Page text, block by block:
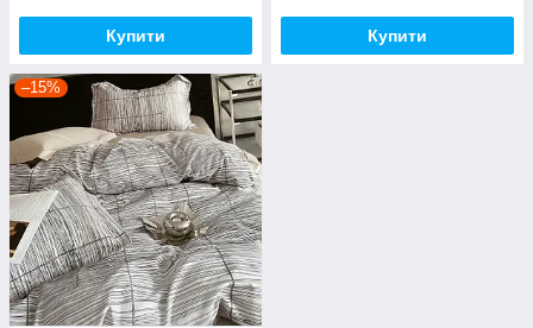
Купити Купити
–15%